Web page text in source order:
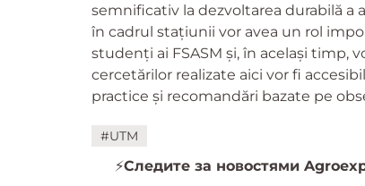
semnificativ la dezvoltarea durabilă
în cadrul stațiunii vor avea un rol
studenți ai FSASM și, în același timp,
cercetărilor realizate aici vor fi
practice și recomandări bazate pe
#UTM
⚡️Следите за новостями